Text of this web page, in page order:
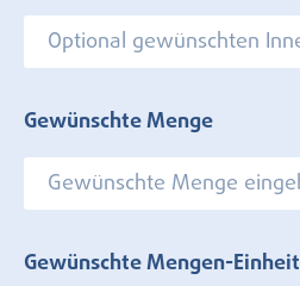
Gewünschte Menge
Gewünschte Mengen-Einheit